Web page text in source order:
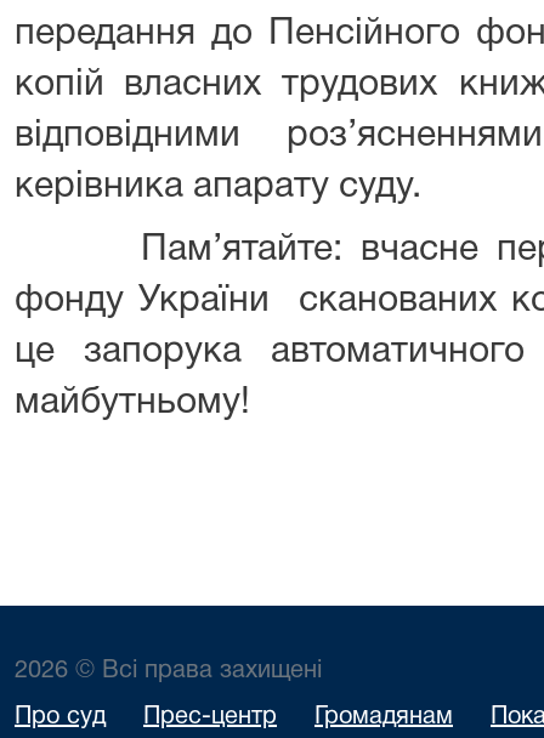
передання до Пенсійного
копій власних трудових
відповідними
керівника апарату суду.
Пам’ятайте: вчасне
фонду України сканованих
це запорука
майбутньому!
2026 © Всі права захищені
Про суд Прес-центр Громадянам